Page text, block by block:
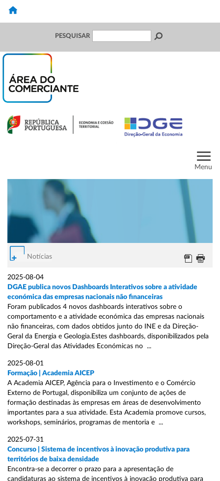
PESQUISAR
Menu
Notícias
2025-08-04
DGAE publica novos Dashboards Interativos sobre a atividade
económica das empresas nacionais não financeiras
Foram publicados 4 novos dashboards interativos sobre o
comportamento e a atividade económica das empresas nacionais
não financeiras, com dados obtidos junto do INE e da Direção-
Geral da Energia e Geologia.Estes dashboards, disponibilizados pela
Direção-Geral das Atividades Económicas no ...
2025-08-01
Formação | Academia AICEP
A Academia AICEP, Agência para o Investimento e o Comércio
Externo de Portugal, disponibiliza um conjunto de ações de
formação destinadas às empresas em áreas de desenvolvimento
importantes para a sua atividade. Esta Academia promove cursos,
workshops, seminários, programas de mentoria e ...
2025-07-31
Concurso | Sistema de incentivos à inovação produtiva para
territórios de baixa densidade
Encontra-se a decorrer o prazo para a apresentação de
candidaturas ao sistema de incentivos à inovação produtiva para